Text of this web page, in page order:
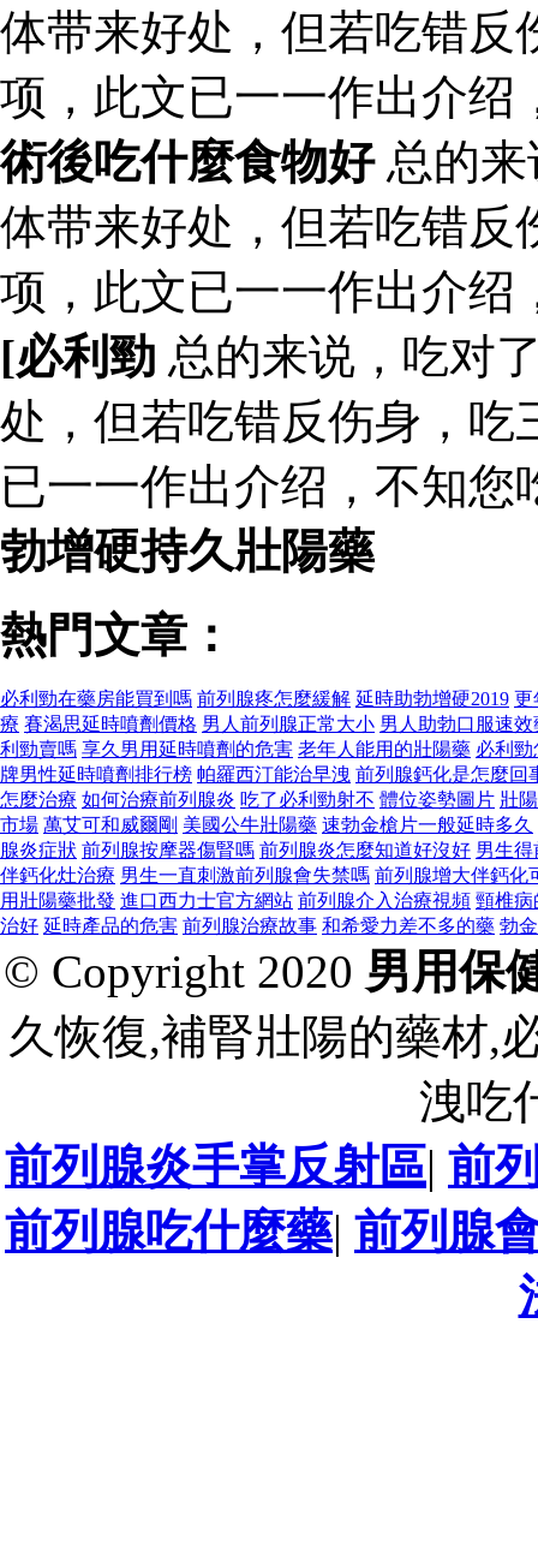
体带来好处，但若吃错反
项，此文已一一作出介
術後吃什麼食物好总的来
体带来好处，但若吃错反
项，此文已一一作出介绍
[ 必利勁 总的来说，吃对
处，但若吃错反伤身，吃
已一一作出介绍，不知
勃增硬持久壯陽藥
熱門文章：
必利勁在藥房能買到嗎 前列腺疼怎麼緩解 延時助勃增硬2019 更
療 賽渴思延時噴劑價格 男人前列腺正常大小 男人助勃口服速效
利勁賣嗎 享久男用延時噴劑的危害 老年人能用的壯陽藥 必利
牌男性延時噴劑排行榜 帕羅西汀能治早洩 前列腺鈣化是怎麼回
怎麼治療 如何治療前列腺炎 吃了必利勁射不 體位姿勢圖片 壯
市場 萬艾可和威爾剛 美國公牛壯陽藥 速勃金槍片一般延時多久
腺炎症狀 前列腺按摩器傷腎嗎 前列腺炎怎麼知道好沒好 男生
伴鈣化灶治療 男生一直刺激前列腺會失禁嗎 前列腺增大伴鈣化
用壯陽藥批發 進口西力士官方網站 前列腺介入治療視頻 頸椎病
治好 延時產品的危害 前列腺治療故事 和希愛力差不多的藥 勃
© Copyright 2020 男用保
久恢復,補腎壯陽的藥材,
洩吃
前列腺炎手掌反射區| 前
前列腺吃什麼藥| 前列腺